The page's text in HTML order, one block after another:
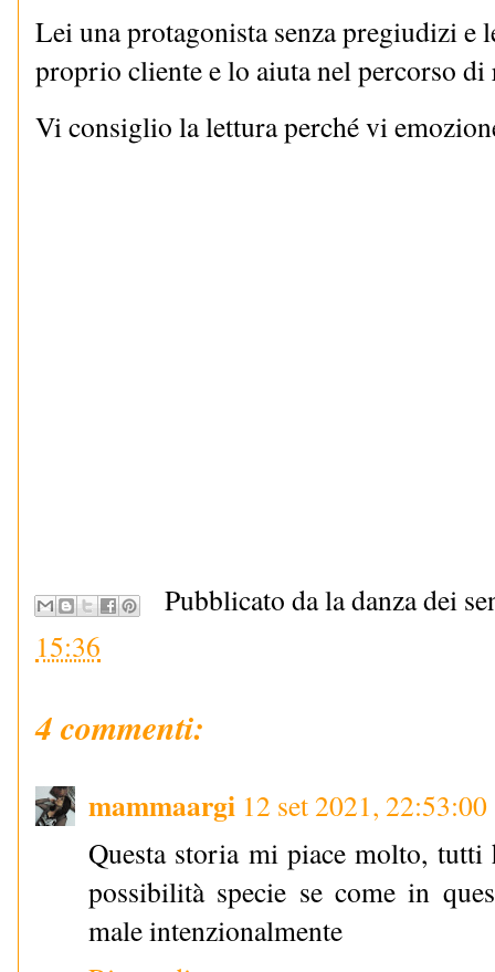
Lei una protagonista senza pregiudizi e
proprio cliente e lo aiuta nel percorso
Vi consiglio la lettura perché vi
Pubblicato da la danza dei
15:36
4 commenti:
mammaargi 12 set 2021, 22:53:00
Questa storia mi piace molto, tutti
possibilità specie se come in
male intenzionalmente